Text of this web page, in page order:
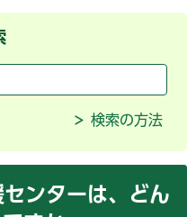
検索の方法
ンターは、どん